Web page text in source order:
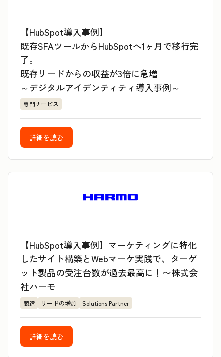
【HubSpot導入事例】
既存SFAツールからHubSpotへ1ヶ月で移行完
了。
既存リードからの収益が3倍に急増
～デジタルアイデンティティ導入事例～
専門サービス
詳細を読む
【HubSpot導入事例】マーケティングに特化
したサイト構築とWebマーケ実践で、ターゲ
ット製品の受注台数が過去最高に！〜株式会
社ハーモ
製造 リードの増加 Solutions Partner
詳細を読む